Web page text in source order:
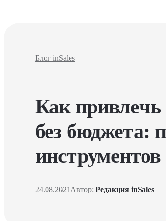
Блог inSales
Как привлечь
без бюджета:
инструментов
24.08.2021 Автор: Редакция inSales